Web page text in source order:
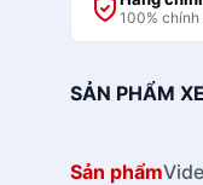
100% chính
SẢN PHẨM
Sản phẩm